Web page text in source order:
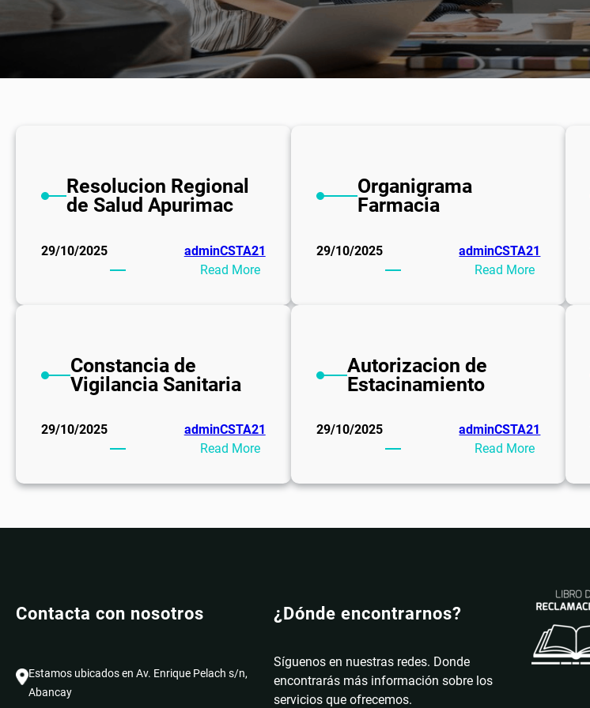
Resolucion Regional
de Salud Apurimac
29/10/2025
adminCSTA21
Read More:
Regional
Organigrama
Farmacia
29/10/2025
adminCSTA21
Read More:
Farmacia
Constancia de
Vigilancia Sanitaria
29/10/2025
adminCSTA21
Read More:
de
Autorizacion de
Estacinamiento
29/10/2025
adminCSTA21
Read More:
de
Contacta con nosotros
Estamos ubicados en Av. Enrique Pelach s/n,
Abancay
¿Dónde encontrarnos?
Síguenos en nuestras redes. Donde
encontrarás más información sobre los
servicios que ofrecemos.